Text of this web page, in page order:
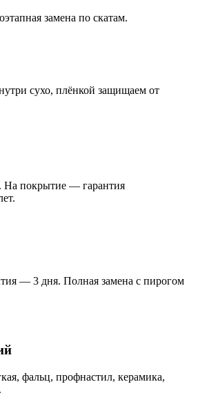
замена по скатам.
сухо, плёнкой защищаем от
покрытие — гарантия
— 3 дня. Полная замена с пирогом
фальц, профнастил, керамика,